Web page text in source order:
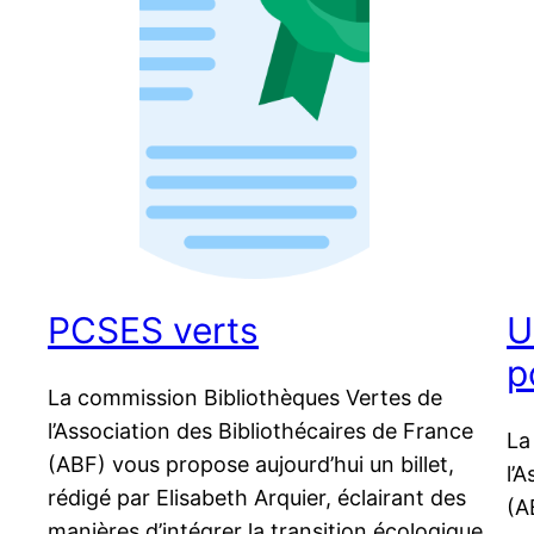
PCSES verts
La commission Bibliothèques Vertes de
l’Association des Bibliothécaires de France
(ABF) vous propose aujourd’hui un billet,
rédigé par Elisabeth Arquier, éclairant des